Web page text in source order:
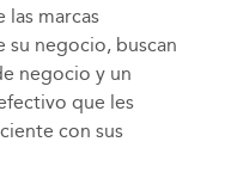
marcas
su negocio, buscan
negocio y un
que les
con sus